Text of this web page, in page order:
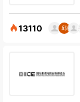
13110